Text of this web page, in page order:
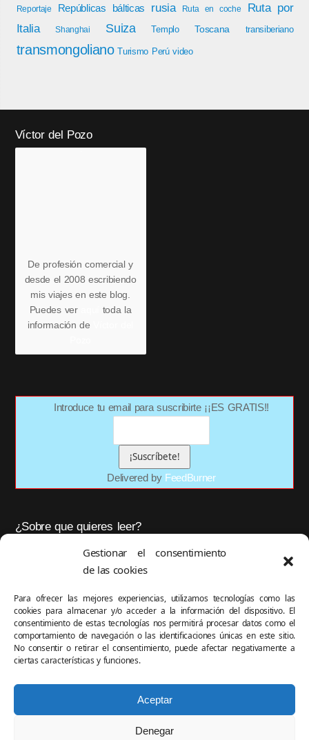
Gestionar el consentimiento
de las cookies
Para ofrecer las mejores experiencias, utilizamos tecnologías como las
cookies para almacenar y/o acceder a la información del dispositivo. El
consentimiento de estas tecnologías nos permitirá procesar datos como el
comportamiento de navegación o las identificaciones únicas en este sitio.
No consentir o retirar el consentimiento, puede afectar negativamente a
ciertas características y funciones.
Aceptar
Denegar
Reportaje Repúblicas bálticas rusia Ruta en coche
Ruta por
Italia
Shanghai Suiza Templo Toscana transiberiano
transmongoliano Turismo Perú video
Víctor del Pozo
De profesión comercial y
desde el 2008 escribiendo
mis viajes en este blog.
Puedes ver
toda la
información de
Introduce tu email para suscribirte ¡¡ES GRATIS!!
Delivered by FeedBurner
¿Sobre que quieres leer?
OK
Este blog se visualiza mejor con los navegadoresFirefoxyChrome
Mi patria son mis zapatos